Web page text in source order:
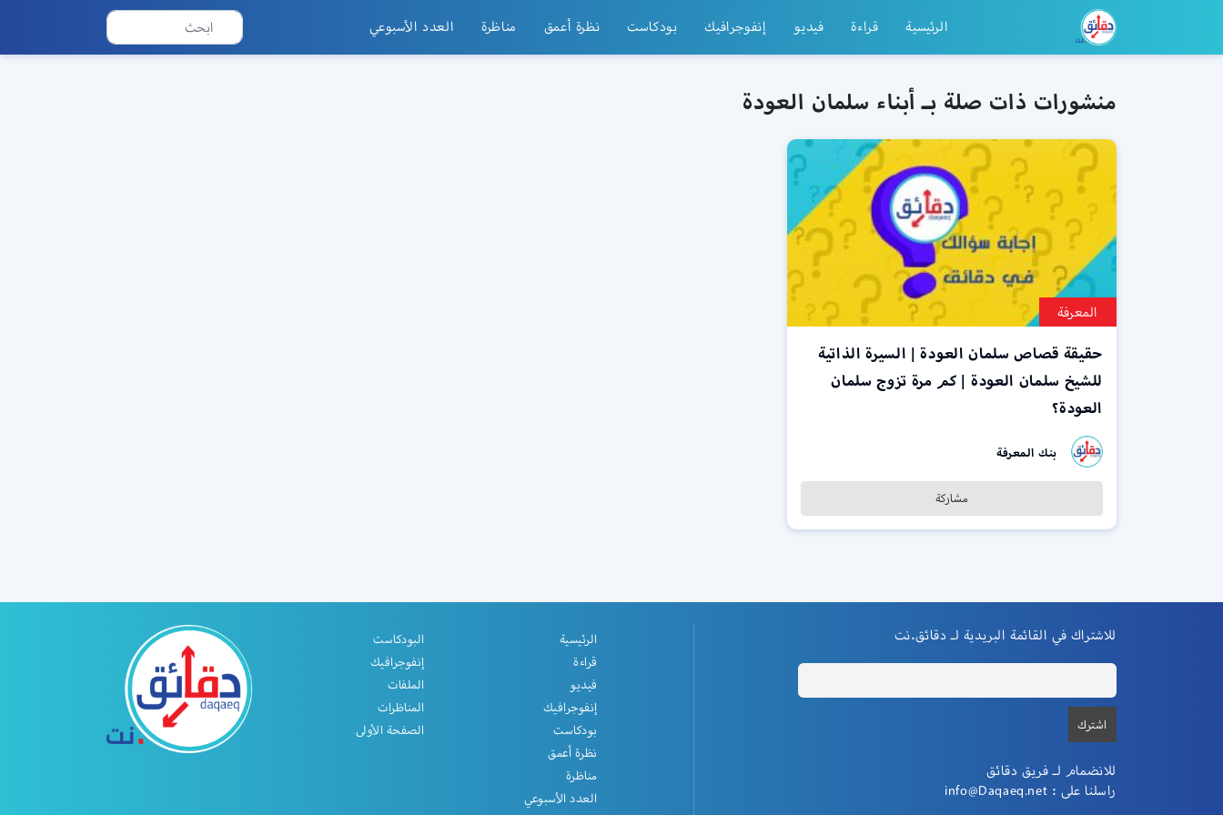
الرئيسية قراءة فيديو إنفوجرافيك بودكاست نظرة أعمق مناظرة العدد الأسبوعي
منشورات ذات صلة بـ أبناء سلمان العودة
المعرفة
حقيقة قصاص سلمان العودة | السيرة الذاتية
للشيخ سلمان العودة | كم مرة تزوج سلمان
العودة؟
بنك المعرفة
مشاركة
للاشتراك في القائمة البريدية لـ دقائق.نت
للانضمام لـ فريق دقائق
راسلنا على : info@Daqaeq.net
الرئيسية
قراءة
فيديو
إنفوجرافيك
بودكاست
نظرة أعمق
مناظرة
العدد الأسبوعي
البودكاست
إنفوجرافيك
الملفات
المناظرات
الصفحة الأولى